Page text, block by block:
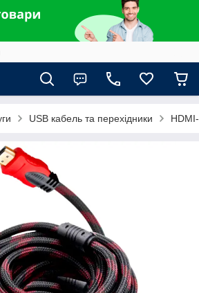
USB кабель та перехідники